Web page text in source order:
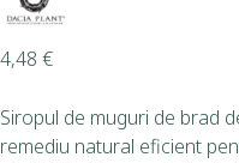
4,48 €
Siropul de muguri de brad
remediu natural eficient